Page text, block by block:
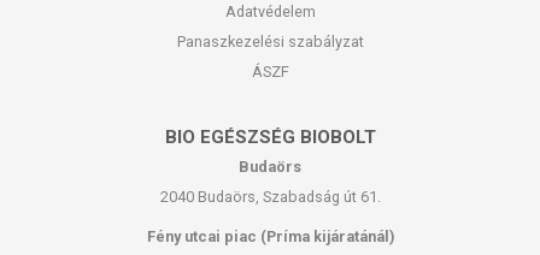
Adatvédelem
Panaszkezelési szabályzat
ÁSZF
BIO EGÉSZSÉG BIOBOLT
Budaörs
2040 Budaörs, Szabadság út 61.
Fény utcai piac (Príma kijáratánál)